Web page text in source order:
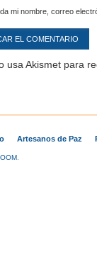
mi nombre, correo
usa Akismet para
Artesanos de Paz